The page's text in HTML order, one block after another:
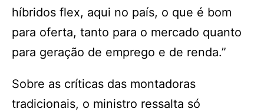
híbridos flex, aqui no país, o que é bom
para oferta, tanto para o mercado quanto
para geração de emprego e de renda.”
Sobre as críticas das montadoras
tradicionais, o ministro ressalta só